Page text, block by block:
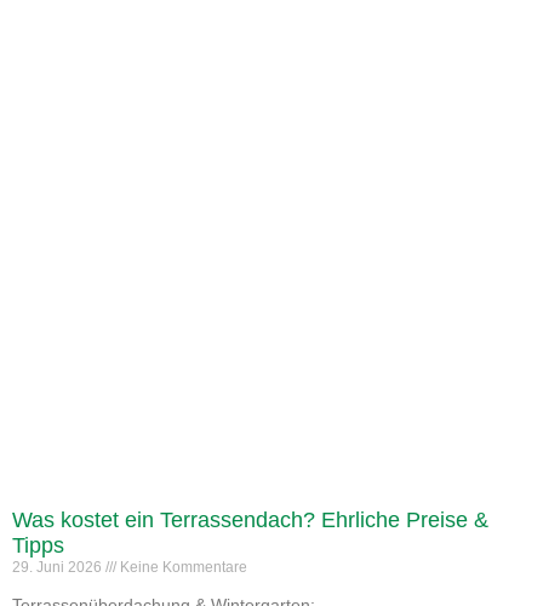
Was kostet ein Terrassendach? Ehrliche Preise &
Tipps
29. Juni 2026 Keine Kommentare